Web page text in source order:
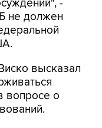
-
не должен
высказал
вопросе о